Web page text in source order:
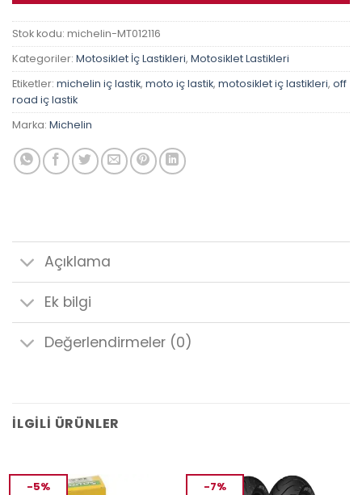
Stok kodu: michelin-MT012116
Kategoriler: Motosiklet İç Lastikleri, Motosiklet Lastikleri
Etiketler: michelin iç lastik, moto iç lastik, motosiklet iç lastikleri, off
road iç lastik
Marka: Michelin
Açıklama
Ek bilgi
Değerlendirmeler (0)
İLGILI ÜRÜNLER
-5% -7%